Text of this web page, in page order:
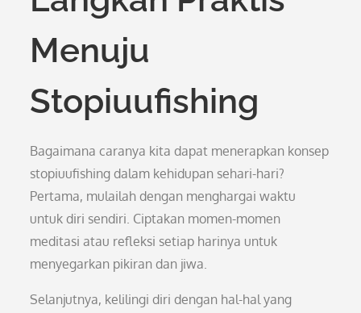
Menuju
Stopiuufishing
Bagaimana caranya kita dapat menerapkan konsep
stopiuufishing dalam kehidupan sehari-hari?
Pertama, mulailah dengan menghargai waktu
untuk diri sendiri. Ciptakan momen-momen
meditasi atau refleksi setiap harinya untuk
menyegarkan pikiran dan jiwa.
Selanjutnya, kelilingi diri dengan hal-hal yang